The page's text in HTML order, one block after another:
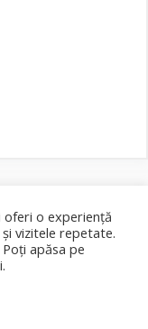
duce la pierderea
Informațiile sunt
și nu reprezintă
de investiții.
o experiență
vizitele repetate.
apăsa pe